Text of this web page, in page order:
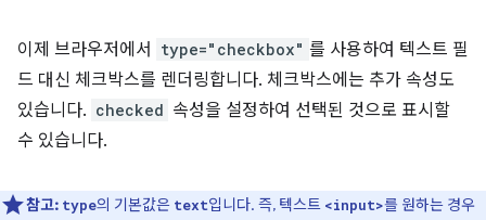
이제 브라우저에서 type="checkbox" 를 사용하여 텍스트 필
드 대신 체크박스를 렌더링합니다. 체크박스에는 추가 속성도
있습니다. checked 속성을 설정하여 선택된 것으로 표시할
수 있습니다.
참고: type의 기본값은 text입니다. 즉, 텍스트 <input>를 원하는 경우